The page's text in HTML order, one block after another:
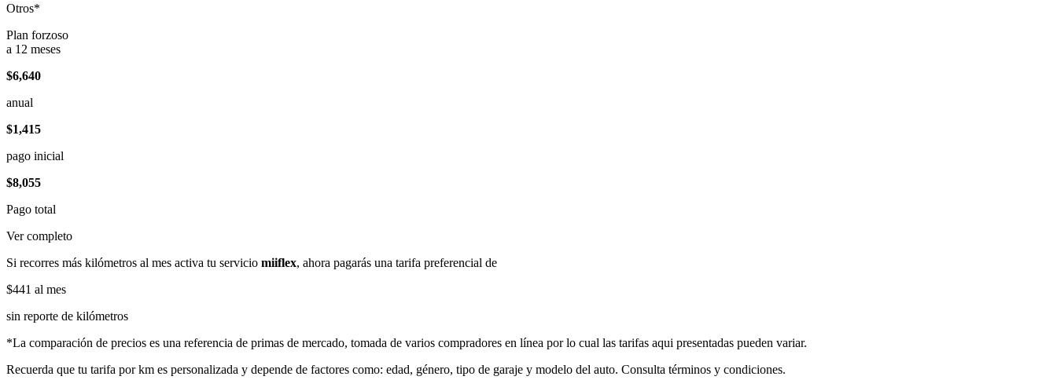
Otros*
Plan forzoso
a 12 meses
$6,640
anual
$1,415
pago inicial
$8,055
Pago total
Ver completo
Si recorres más kilómetros al mes activa tu servicio miiflex, ahora pagarás una tarifa preferencial de
$441 al mes
sin reporte de kilómetros
*La comparación de precios es una referencia de primas de mercado, tomada de varios compradores en línea por lo cual las tarifas aqui presentadas pueden variar.
Recuerda que tu tarifa por km es personalizada y depende de factores como: edad, género, tipo de garaje y modelo del auto. Consulta términos y condiciones.